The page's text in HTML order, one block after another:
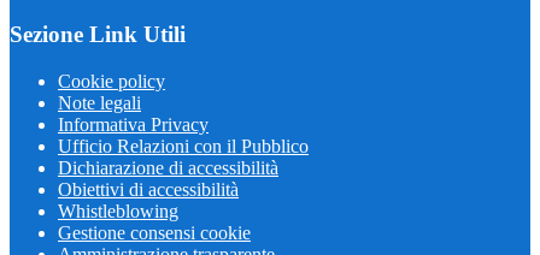
Sezione Link Utili
Cookie policy
Note legali
Informativa Privacy
Ufficio Relazioni con il Pubblico
Dichiarazione di accessibilità
Obiettivi di accessibilità
Whistleblowing
Gestione consensi cookie